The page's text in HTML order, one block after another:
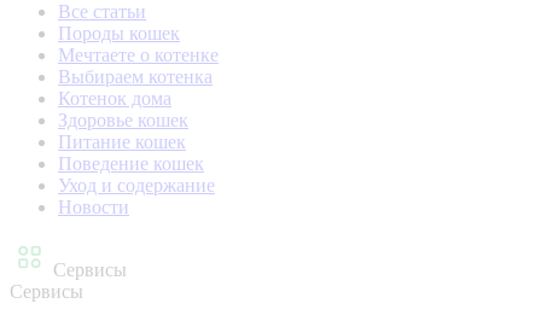
Все статьи
Породы кошек
Мечтаете о котенке
Выбираем котенка
Котенок дома
Здоровье кошек
Питание кошек
Поведение кошек
Уход и содержание
Новости
Сервисы
Сервисы